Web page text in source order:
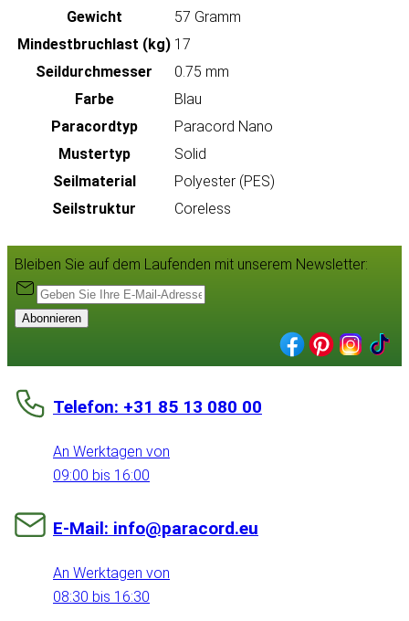
Gewicht
57 Gramm
Mindestbruchlast (kg) 17
Seildurchmesser
0.75 mm
Farbe
Blau
Paracordtyp
Paracord Nano
Mustertyp
Solid
Seilmaterial
Polyester (PES)
Seilstruktur
Coreless
Bleiben Sie auf dem Laufenden mit unserem Newsletter:
Abonnieren
Telefon: +31 85 13 080 00
An Werktagen von
09:00 bis 16:00
E-Mail: info@paracord.eu
An Werktagen von
08:30 bis 16:30